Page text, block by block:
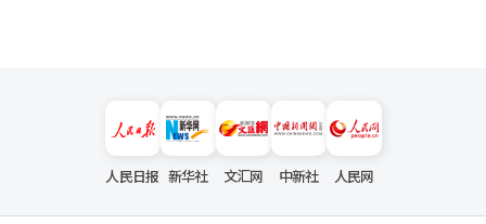
人民日报 新华社 文汇网 中新社 人民网